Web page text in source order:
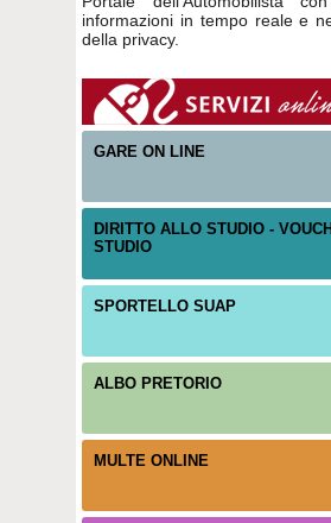
informazioni in tempo reale e
della privacy.
GARE ON LINE
DIRITTO ALLO STUDIO -
STUDIO
SPORTELLO SUAP
ALBO PRETORIO
MULTE ONLINE